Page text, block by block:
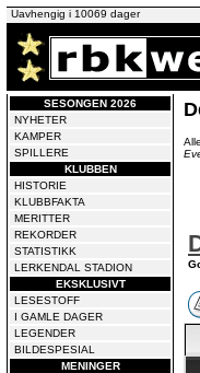
Uavhengig i 10069 dager
SESONGEN 2026
NYHETER
KAMPER
SPILLERE
KLUBBEN
HISTORIE
KLUBBFAKTA
MERITTER
REKORDER
STATISTIKK
LERKENDAL STADION
EKSKLUSIVT
LESESTOFF
I GAMLE DAGER
LEGENDER
BILDESPESIAL
MENINGER